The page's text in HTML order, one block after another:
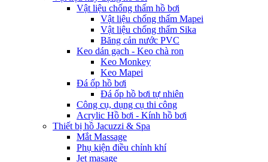
Vật liệu chống thấm hồ bơi
Vật liệu chống thấm Mapei
Vật liệu chống thấm Sika
Băng cản nước PVC
Keo dán gạch - Keo chà ron
Keo Monkey
Keo Mapei
Đá ốp hồ bơi
Đá ốp hồ bơi tự nhiên
Công cụ, dụng cụ thi công
Acrylic Hồ bơi - Kính hồ bơi
Thiết bị hồ Jacuzzi & Spa
Mắt Massage
Phụ kiện điều chỉnh khí
Jet masage